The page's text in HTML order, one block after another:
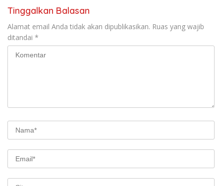
Tinggalkan Balasan
Alamat email Anda tidak akan dipublikasikan. Ruas yang wajib
ditandai *